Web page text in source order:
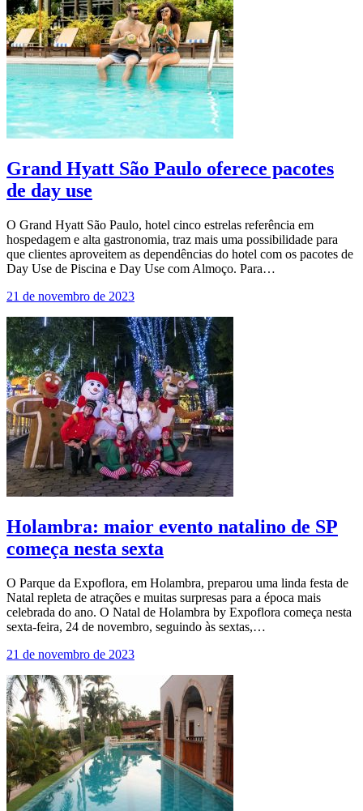
Grand Hyatt São Paulo oferece pacotes
de day use
O Grand Hyatt São Paulo, hotel cinco estrelas referência em
hospedagem e alta gastronomia, traz mais uma possibilidade para
que clientes aproveitem as dependências do hotel com os pacotes de
Day Use de Piscina e Day Use com Almoço. Para…
21 de novembro de 2023
Holambra: maior evento natalino de SP
começa nesta sexta
O Parque da Expoflora, em Holambra, preparou uma linda festa de
Natal repleta de atrações e muitas surpresas para a época mais
celebrada do ano. O Natal de Holambra by Expoflora começa nesta
sexta-feira, 24 de novembro, seguindo às sextas,…
21 de novembro de 2023